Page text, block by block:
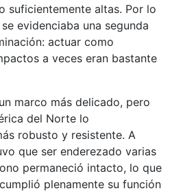
suficientemente altas. Por lo
evidenciaba una segunda
actuar como
a veces eran bastante
marco más delicado, pero
del Norte lo
robusto y resistente. A
que ser enderezado varias
permaneció intacto, lo que
plenamente su función